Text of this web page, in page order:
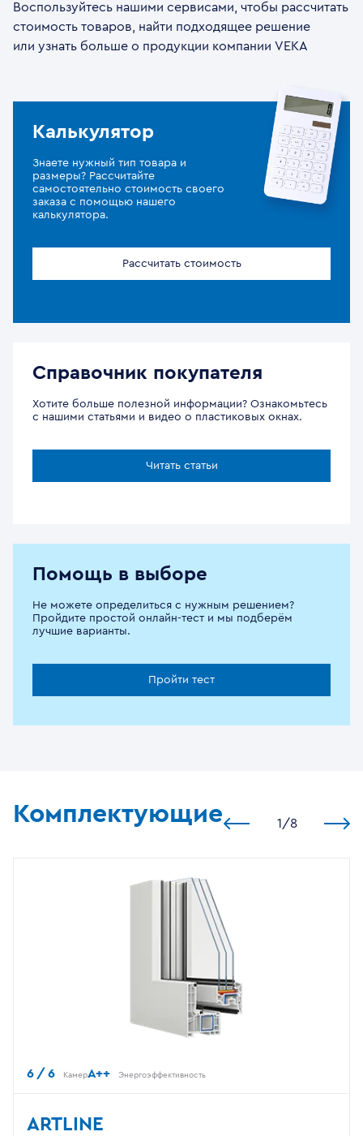
Воспользуйтесь нашими сервисами, чтобы рассчитать
стоимость товаров, найти подходящее решение
или узнать больше о продукции компании VEKA
Калькулятор
Знаете нужный тип товара и
размеры? Рассчитайте
самостоятельно стоимость своего
заказа с помощью нашего
калькулятора.
Рассчитать стоимость
Справочник покупателя
Хотите больше полезной информации? Ознакомьтесь
с нашими статьями и видео о пластиковых окнах.
Читать статьи
Помощь в выборе
Не можете определиться с нужным решением?
Пройдите простой онлайн-тест и мы подберём
лучшие варианты.
Пройти тест
Комплектующие 1 /8
6 / 6 КамерA++ Энергоэффективность
ARTLINE